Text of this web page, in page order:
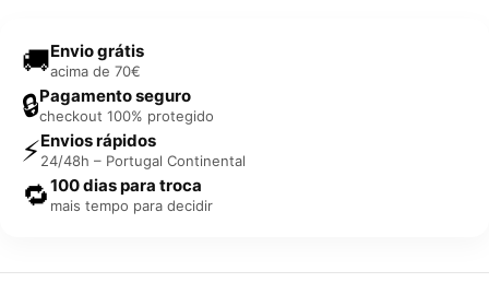
🚚Envio grátis
acima de 70€
🔒Pagamento seguro
checkout 100% protegido
⚡Envios rápidos
24/48h – Portugal Continental
🔁100 dias para troca
mais tempo para decidir